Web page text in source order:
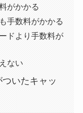
がかかる
手数料がかかる
ドより手数料が
ない
いたキャッ